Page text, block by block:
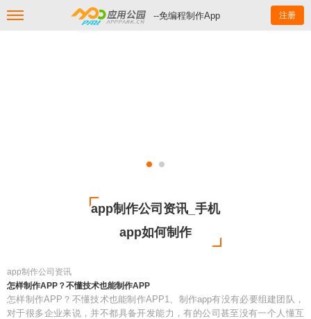
--免编程制作App 注册
app制作公司资讯_手机
app如何制作
app制作公司资讯
怎样制作APP？不懂技术也能制作APP
怎样制作APP？不懂技术也能制作APP1、制作app有没有必要组建团队，
对于很多企业来说，并不都具备开发能力，有的公司甚至没有一个人懂互